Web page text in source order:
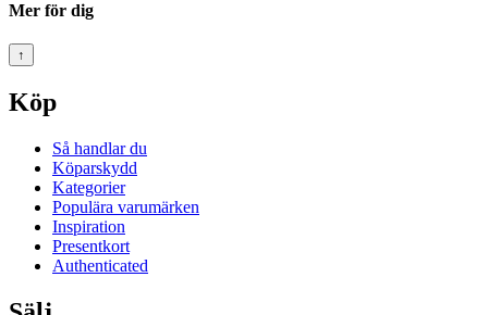
Mer för dig
↑
Köp
Så handlar du
Köparskydd
Kategorier
Populära varumärken
Inspiration
Presentkort
Authenticated